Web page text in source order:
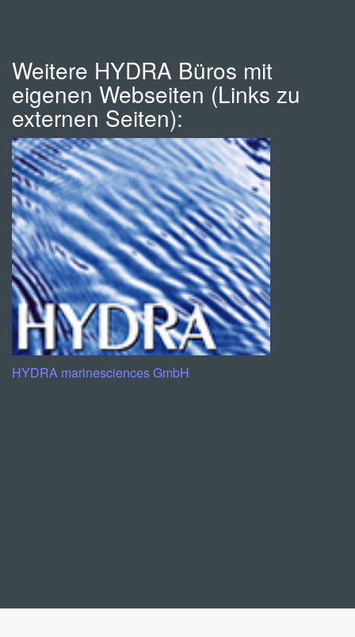
Weitere HYDRA Büros mit
eigenen Webseiten (Links zu
externen Seiten):
HYDRA marinesciences GmbH